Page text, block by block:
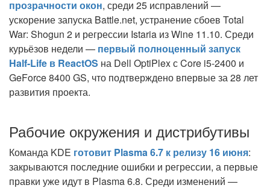
прозрачности окон, среди 25 исправлений —
ускорение запуска Battle.net, устранение сбоев Total
War: Shogun 2 и регрессии Istaria из Wine 11.10. Среди
курьёзов недели — первый полноценный запуск
Half-Life в ReactOS на Dell OptiPlex с Core i5-2400 и
GeForce 8400 GS, что подтверждено впервые за 28 лет
развития проекта.
Рабочие окружения и дистрибутивы
Команда KDE готовит Plasma 6.7 к релизу 16 июня:
закрываются последние ошибки и регрессии, а первые
правки уже идут в Plasma 6.8. Среди изменений —